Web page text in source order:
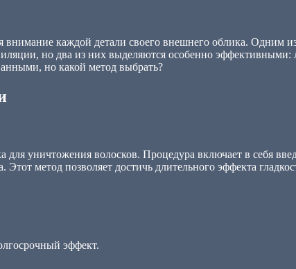
каждой детали своего внешнего облика. Одним
но два из них выделяются особенно эффективными:
но какой метод выбрать?
для уничтожения волосков. Процедура включает в себя
метод позволяет достичь длительного эффекта
эффект.